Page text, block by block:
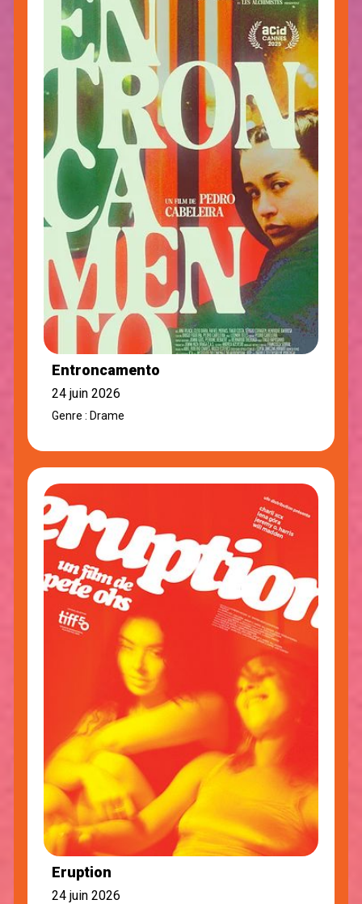
Entroncamento
24 juin 2026
Genre : Drame
Eruption
24 juin 2026